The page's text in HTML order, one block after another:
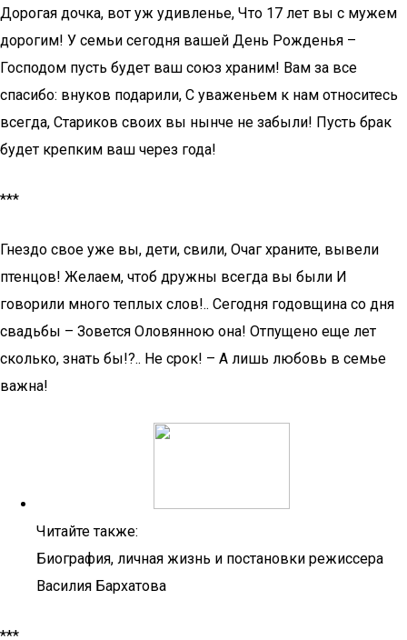
Дорогая дочка, вот уж удивленье, Что 17 лет вы с мужем
дорогим! У семьи сегодня вашей День Рожденья –
Господом пусть будет ваш союз храним! Вам за все
спасибо: внуков подарили, С уваженьем к нам относитесь
всегда, Стариков своих вы нынче не забыли! Пусть брак
будет крепким ваш через года!
***
Гнездо свое уже вы, дети, свили, Очаг храните, вывели
птенцов! Желаем, чтоб дружны всегда вы были И
говорили много теплых слов!.. Сегодня годовщина со дня
свадьбы – Зовется Оловянною она! Отпущено еще лет
сколько, знать бы!?.. Не срок! – А лишь любовь в семье
важна!
Читайте также:
Биография, личная жизнь и постановки режиссера
Василия Бархатова
***